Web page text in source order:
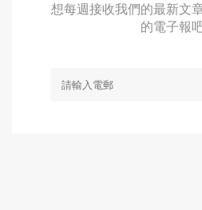
想每週接收我們的最新文
的電子報